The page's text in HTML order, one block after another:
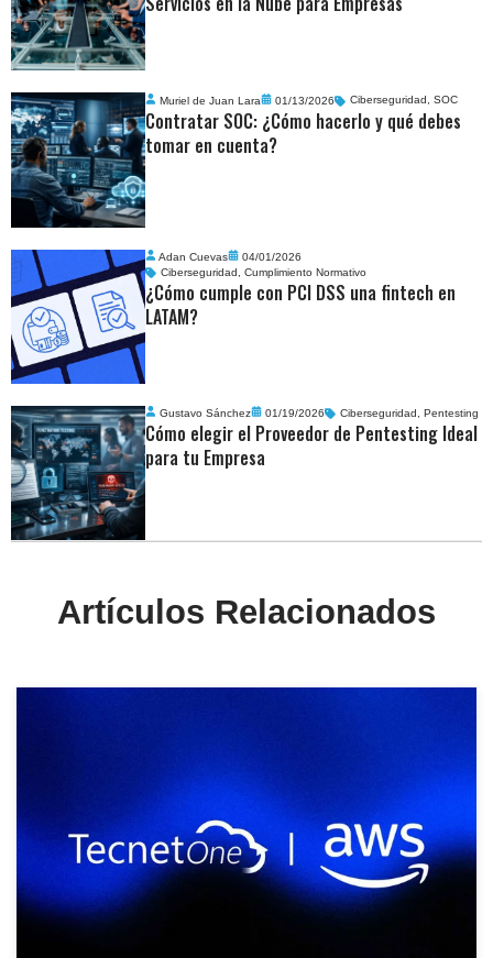
Muriel de Juan Lara 01/13/2026 Ciberseguridad ,SOC
Contratar SOC: ¿Cómo hacerlo y qué debes
tomar en cuenta?
Adan Cuevas
04/01/2026
Ciberseguridad
,Cumplimiento Normativo
¿Cómo cumple con PCI DSS una fintech en
LATAM?
Gustavo Sánchez 01/19/2026 Ciberseguridad,Pentesting
Cómo elegir el Proveedor de Pentesting Ideal
para tu Empresa
Artículos Relacionados